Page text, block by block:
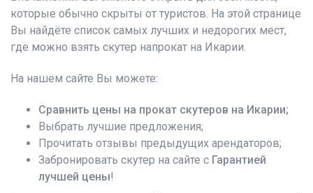
которые обычно скрыты от туристов. На этой странице
Вы найдёте список самых лучших и недорогих мест,
где можно взять скутер напрокат на Икарии.
На нашем сайте Вы можете:
Сравнить цены на прокат скутеров на Икарии;
Выбрать лучшие предложения;
Прочитать отзывы предыдущих арендаторов;
Забронировать скутер на сайте с Гарантией
лучшей цены!